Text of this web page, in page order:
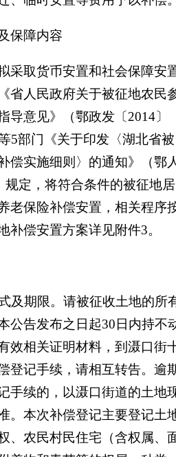
保障内容
采取货币安置和社会保障安
省人民政府关于被征地农民
导意见》（鄂政发〔2014〕
5部门《关于印发〈湖北省被
偿实施细则〉的通知》（鄂
规定，将符合条件的被征地居
老保险补偿安置，相关程序
补偿安置方案详见附件3。
及期限。 请被征收土地的所
公告发布之日起30日内持不
效相关证明材料，到 滠口街
登记手续，请相互转告。逾
手续的，以滠口街道的土地
。本次补偿登记主要登记土
、农民村民住宅（含权属、